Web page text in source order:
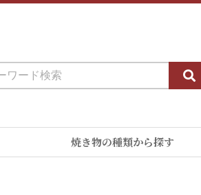
焼き物の種類から探す